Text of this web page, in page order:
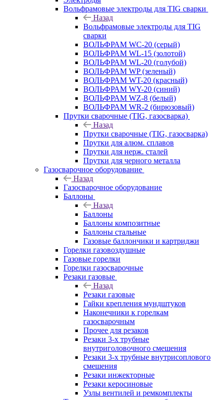
Вольфрамовые электроды для TIG сварки
Назад
Вольфрамовые электроды для TIG
сварки
ВОЛЬФРАМ WC-20 (серый)
ВОЛЬФРАМ WL-15 (золотой)
ВОЛЬФРАМ WL-20 (голубой)
ВОЛЬФРАМ WP (зеленый)
ВОЛЬФРАМ WT-20 (красный)
ВОЛЬФРАМ WY-20 (синий)
ВОЛЬФРАМ WZ-8 (белый)
ВОЛЬФРАМ WR-2 (бирюзовый)
Прутки сварочные (TIG, газосварка)
Назад
Прутки сварочные (TIG, газосварка)
Прутки для алюм. сплавов
Прутки для нерж. сталей
Прутки для черного металла
Газосварочное оборудование
Назад
Газосварочное оборудование
Баллоны
Назад
Баллоны
Баллоны композитные
Баллоны стальные
Газовые баллончики и картриджи
Горелки газовоздушные
Газовые горелки
Горелки газосварочные
Резаки газовые
Назад
Резаки газовые
Гайки крепления мундштуков
Наконечники к горелкам
газосварочным
Прочее для резаков
Резаки 3-х трубные
внутриголовочного смешения
Резаки 3-х трубные внутрисоплового
смешения
Резаки инжекторные
Резаки керосиновые
Узлы вентилей и ремкомплекты